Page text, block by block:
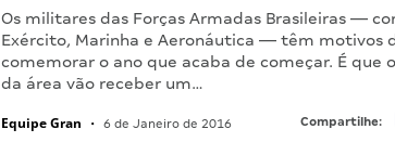
Os militares das Forças Armadas Brasileiras —
Exército, Marinha e Aeronáutica — têm motivos
comemorar o ano que acaba de começar. É que
da área vão receber um…
Equipe Gran • 6 de Janeiro de 2016 Compartilhe: